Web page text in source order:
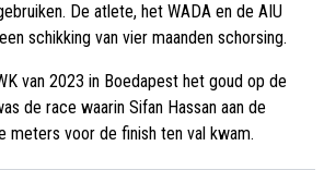
De atlete, het WADA en de AIU
schikking van vier maanden schorsing.
van 2023 in Boedapest het goud op de
de race waarin Sifan Hassan aan de
meters voor de finish ten val kwam.